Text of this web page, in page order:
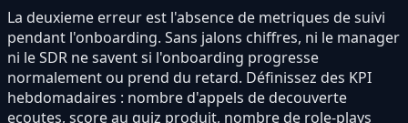
La deuxieme erreur est l'absence de metriques de suivi
pendant l'onboarding. Sans jalons chiffres, ni le manager
ni le SDR ne savent si l'onboarding progresse
normalement ou prend du retard. Définissez des KPI
hebdomadaires : nombre d'appels de decouverte
ecoutes, score au quiz produit, nombre de role-plays